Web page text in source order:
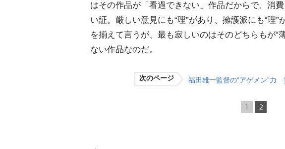
はその作品が「看過できない」作品だからで、消
い証。厳しい意見にも“理”があり、擁護派にも“理
を揃えて言うが、最も寂しいのはそのどちらもが“
ない作品なのだ。
次のページ 福田雄一監督の“アゲメン”力
1 2